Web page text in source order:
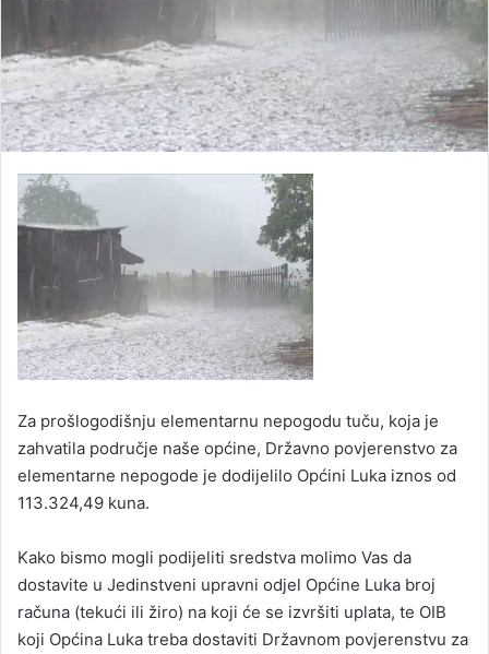
Za prošlogodišnju elementarnu nepogodu tuču, koja je
zahvatila područje naše općine, Državno povjerenstvo za
elementarne nepogode je dodijelilo Općini Luka iznos od
113.324,49 kuna.
Kako bismo mogli podijeliti sredstva molimo Vas da
dostavite u Jedinstveni upravni odjel Općine Luka broj
računa (tekući ili žiro) na koji će se izvršiti uplata, te OIB
koji Općina Luka treba dostaviti Državnom povjerenstvu za